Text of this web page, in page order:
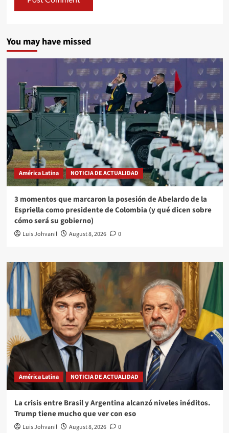
You may have missed
América Latina NOTICIA DE ACTUALIDAD
3 momentos que marcaron la posesión de Abelardo de la
Espriella como presidente de Colombia (y qué dicen sobre
cómo será su gobierno)
Luis Johvanil August 8, 2026 0
América Latina NOTICIA DE ACTUALIDAD
La crisis entre Brasil y Argentina alcanzó niveles inéditos.
Trump tiene mucho que ver con eso
Luis Johvanil August 8, 2026 0